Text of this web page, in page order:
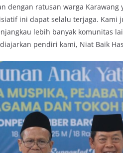
dengan ratusan warga Karawang
ini dapat selalu terjaga. Kami
lebih banyak komunitas
pendiri kami, Niat Baik